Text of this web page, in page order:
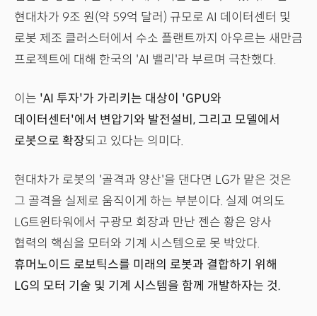
현대차가 9조 원(약 59억 달러) 규모로 AI 데이터센터 및
로봇 제조 클러스터에서 수소 플랜트까지 아우르는 새만금
프로젝트에 대해 한국의 'AI 밸리'라 부르며 극찬했다.
이는 'AI 투자'가 가리키는 대상이 'GPU와
데이터센터'에서 변압기와 발전설비, 그리고 모델에서
로봇으로 확장되고 있다는 의미다.
현대차가 로봇의 '골격과 양산'을 댄다면 LG가 맡은 것은
그 골격을 실제로 움직이게 하는 부분이다. 실제 여의도
LG트윈타워에서 구광모 회장과 만난 젠슨 황은 양사
협력의 핵심을 모터와 기계 시스템으로 못 박았다.
휴머노이드 로보틱스를 미래의 로봇과 결합하기 위해
LG의 모터 기술 및 기계 시스템을 함께 개발하자는 것.